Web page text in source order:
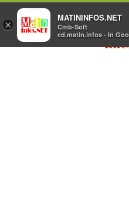
×
MATININFOS.NET
Cmb-Soft
cd.matin.infos - In